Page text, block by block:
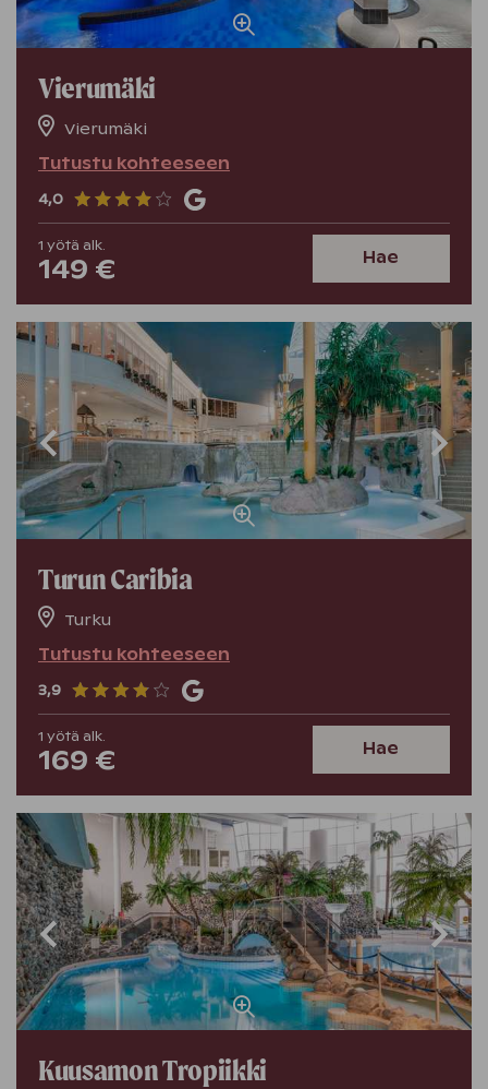
Vierumäki
Vierumäki
Tutustu kohteeseen
4,0
1 yötä alk.
149 € Hae
Turun Caribia
Turku
Tutustu kohteeseen
3,9
1 yötä alk.
169 € Hae
Kuusamon Tropiikki